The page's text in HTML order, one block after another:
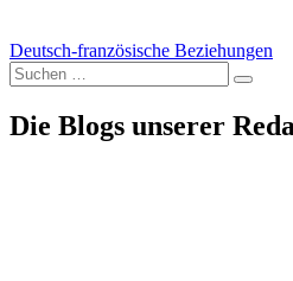
Deutsch-französische Beziehungen
Suche
nach:
Die Blogs unserer